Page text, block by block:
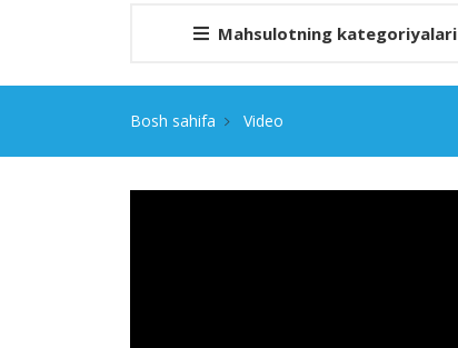
Mahsulotning kategoriyalari
Bosh sahifa Video